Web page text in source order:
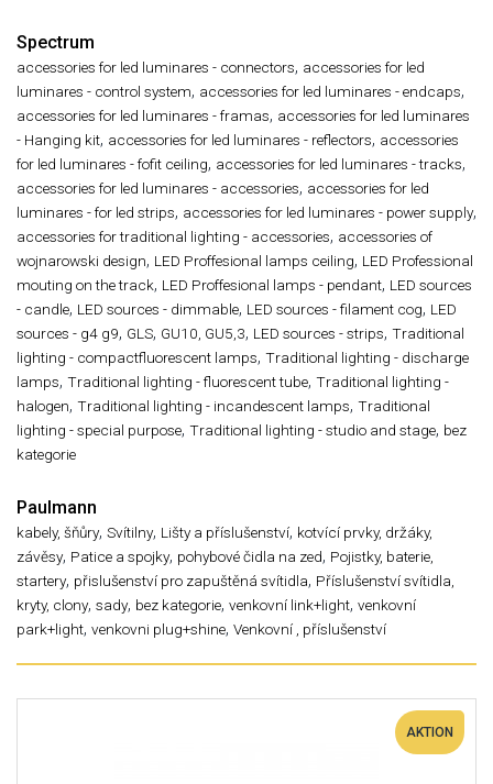
Spectrum
accessories for led luminares - connectors, accessories for led
luminares - control system, accessories for led luminares - endcaps,
accessories for led luminares - framas, accessories for led luminares
- Hanging kit, accessories for led luminares - reflectors, accessories
for led luminares - fofit ceiling, accessories for led luminares - tracks,
accessories for led luminares - accessories, accessories for led
luminares - for led strips, accessories for led luminares - power supply,
accessories for traditional lighting - accessories, accessories of
wojnarowski design, LED Proffesional lamps ceiling, LED Professional
mouting on the track, LED Proffesional lamps - pendant, LED sources
- candle, LED sources - dimmable, LED sources - filament cog, LED
sources - g4 g9, GLS, GU10, GU5,3, LED sources - strips, Traditional
lighting - compactfluorescent lamps, Traditional lighting - discharge
lamps, Traditional lighting - fluorescent tube, Traditional lighting -
halogen, Traditional lighting - incandescent lamps, Traditional
lighting - special purpose, Traditional lighting - studio and stage, bez
kategorie
Paulmann
kabely, šňůry, Svítilny, Lišty a příslušenství, kotvící prvky, držáky,
závěsy, Patice a spojky, pohybové čidla na zed, Pojistky, baterie,
startery, přislušenství pro zapuštěná svítidla, Příslušenství svítidla,
kryty, clony, sady, bez kategorie, venkovní link+light, venkovní
park+light, venkovni plug+shine, Venkovní , příslušenství
AKTION